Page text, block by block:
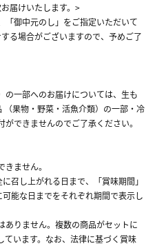
届けいたします。>
御中元のし」をご指定いただいて
る場合がございますので、予めご了
一部へのお届けについては、生も
果物・野菜・活魚介類）の一部・冷
できませんのでご了承ください。
ません。
召し上がれる日まで、「賞味期間」
能な日までをそれぞれ期間で表示し
ありません。複数の商品がセットに
ています。なお、法律に基づく賞味